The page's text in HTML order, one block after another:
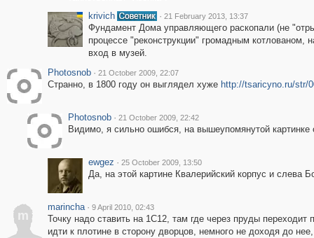
krivich
· 21 February 2013, 13:37
Фундамент Дома управляющего раскопали (не
процессе "реконструкции" громадным котлованом,
вход в музей.
Photosnob · 21 October 2009, 22:07
Странно, в 1800 году он выглядел хуже http://tsaricyno.ru/str/
Photosnob · 21 October 2009, 22:42
Видимо, я сильно ошибся, на вышеупомянутой
ewgez · 25 October 2009, 13:50
Да, на этой картине Квалерийский корпус и слева
m
marincha · 9 April 2010, 02:43
Точку надо ставить на 1С12, там где через пруды
идти к плотине в сторону дворцов, немного не доходя до